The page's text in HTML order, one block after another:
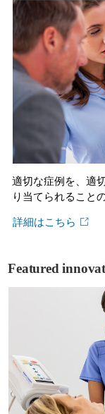
適切な症例を、適
り当てられること
詳細はこちら
Featured